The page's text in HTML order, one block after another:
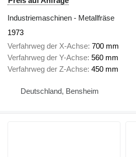
Industriemaschinen - Metallfräse
1973
Verfahrweg der X-Achse 700 mm
Verfahrweg der Y-Achse 560 mm
Verfahrweg der Z-Achse 450 mm
Deutschland, Bensheim